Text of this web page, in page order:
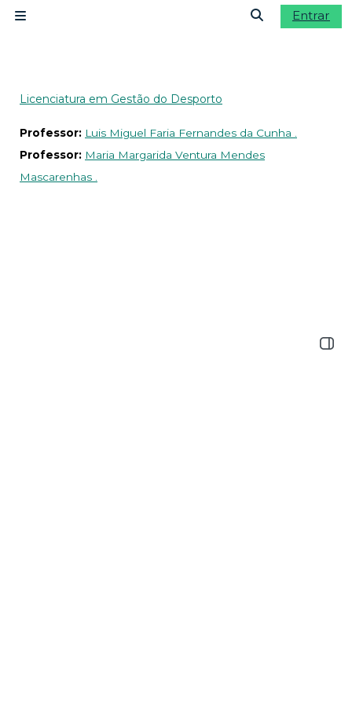
Entrar
Abrir
Licenciatura em Gestão do Desporto
Professor: Luis Miguel Faria Fernandes da Cunha .
Professor: Maria Margarida Ventura Mendes
Mascarenhas .